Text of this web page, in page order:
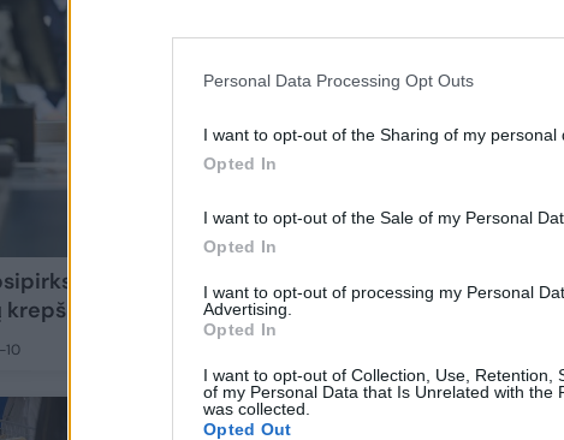
Personal Data Processing Opt Outs
I want to opt-out of the Sharing of my personal
Opted In
I want to opt-out of the Sale of my Personal
Opted In
I want to opt-out of processing my Personal
Advertising.
Opted In
I want to opt-out of Collection, Use, Retention,
of my Personal Data that Is Unrelated with the
was collected.
Opted Out
pigiau: „Lidl“ dažno
– pigiausias
10
Liepos lietūs
centruose: